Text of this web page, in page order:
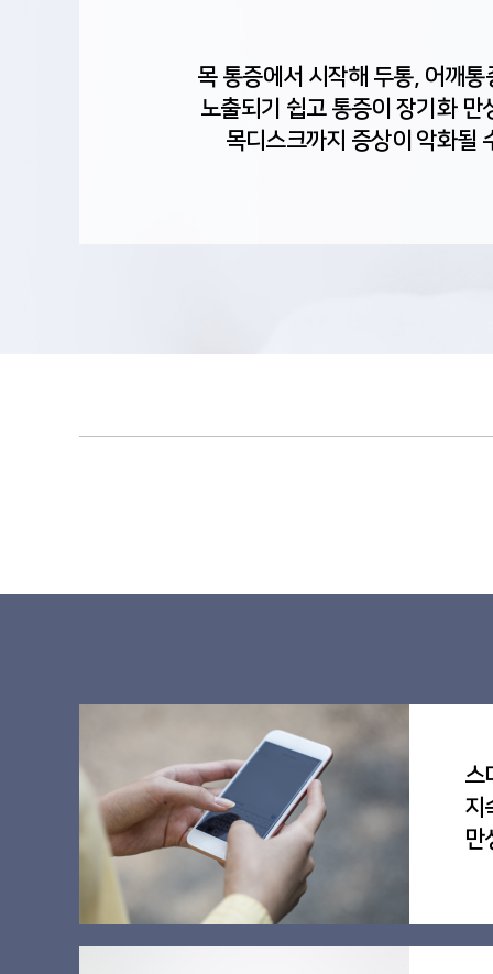
목 통증에서 시작해 두통, 어깨통
노출되기 쉽고 통증이 장기화 만
목디스크까지 증상이 악화될
스
지
만